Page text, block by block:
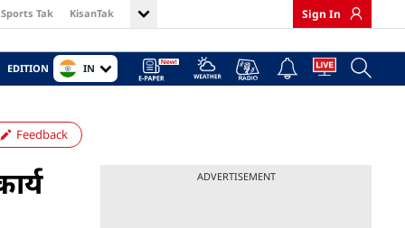
Sports Tak KisanTak Sign In
EDITION IN
Feedback
ADVERTISEMENT